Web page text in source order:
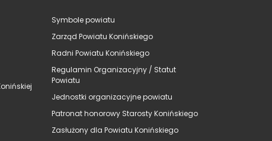
Symbole powiatu
Zarząd Powiatu Konińskiego
Radni Powiatu Konińskiego
Regulamin Organizacyjny / Statut
Powiatu
Jednostki organizacyjne powiatu
Patronat honorowy Starosty Konińskiego
Zasłużony dla Powiatu Konińskiego